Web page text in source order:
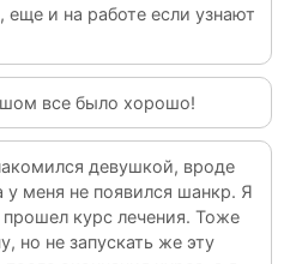
еще и на работе если узнают
все было хорошо!
девушкой, вроде
меня не появился шанкр. Я
прошел курс лечения. Тоже
но не запускать же эту